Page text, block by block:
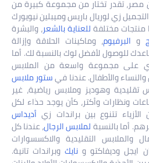
تقدر تختار من مجموعة كبيرة من
زي لوريال باريس وميبلين نيويورك
مختلفةللعناية بالشعر، والبشرة
و البرفيوم، وماكينات الحلاقة وإزالة
للوصول لأفضل لوك بالنسبة لك. أما
على مجموعة واسعة من الملابس
والأطفال. عندنا فيستور ملابس
تقليدية وهوديز وملابس رياضية، غير
ونظارات وأكتر، كأن يوجد حذاء لكل
تتنوع بين براندات زي أديداس
أما بالنسبةلملابس الرجال، عندنا كل
والملابس التقليدية والاكسسوارات
ايجل وديفاكتو و نايك وبراندات تانية.